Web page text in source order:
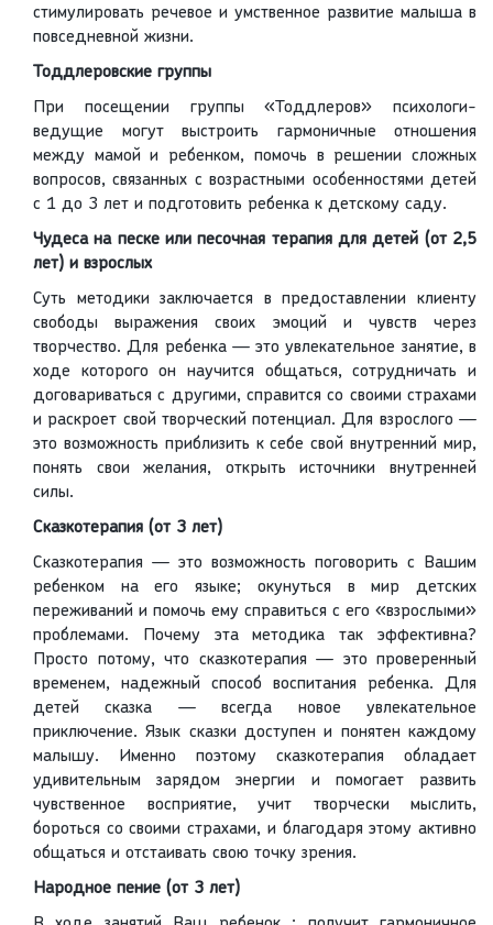
стимулировать речевое и умственное развитие малыша в
повседневной жизни.
Тоддлеровские группы
При посещении группы «Тоддлеров» психологи-
ведущие могут выстроить гармоничные отношения
между мамой и ребенком, помочь в решении сложных
вопросов, связанных с возрастными особенностями детей
с 1 до 3 лет и подготовить ребенка к детскому саду.
Чудеса на песке или песочная терапия для детей (от 2,5
лет) и взрослых
Суть методики заключается в предоставлении клиенту
свободы выражения своих эмоций и чувств через
творчество. Для ребенка — это увлекательное занятие, в
ходе которого он научится общаться, сотрудничать и
договариваться с другими, справится со своими страхами
и раскроет свой творческий потенциал. Для взрослого —
это возможность приблизить к себе свой внутренний мир,
понять свои желания, открыть источники внутренней
силы.
Сказкотерапия (от 3 лет)
Сказкотерапия — это возможность поговорить с Вашим
ребенком на его языке; окунуться в мир детских
переживаний и помочь ему справиться с его «взрослыми»
проблемами. Почему эта методика так эффективна?
Просто потому, что сказкотерапия — это проверенный
временем, надежный способ воспитания ребенка. Для
детей сказка — всегда новое увлекательное
приключение. Язык сказки доступен и понятен каждому
малышу. Именно поэтому сказкотерапия обладает
удивительным зарядом энергии и помогает развить
чувственное восприятие, учит творчески мыслить,
бороться со своими страхами, и благодаря этому активно
общаться и отстаивать свою точку зрения.
Народное пение (от 3 лет)